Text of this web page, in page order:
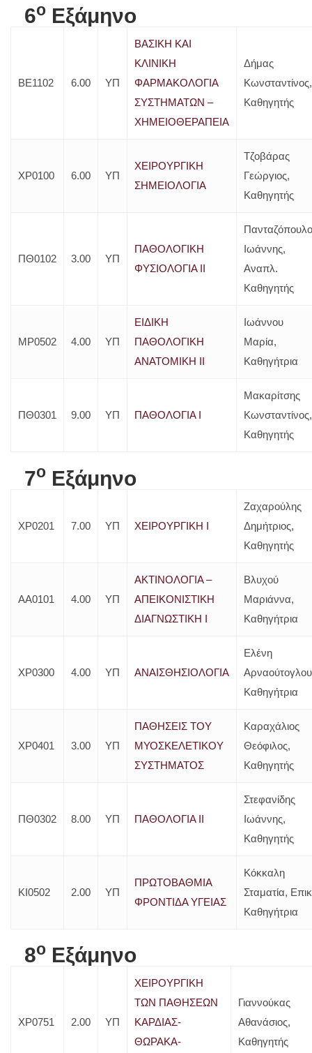
6o Εξάμηνο
ΒΕ1102 6.00 ΥΠ
ΒΑΣΙΚΗ ΚΑΙ
ΚΛΙΝΙΚΗ
ΦΑΡΜΑΚΟΛΟΓΙΑ
ΣΥΣΤΗΜΑΤΩΝ –
ΧΗΜΕΙΟΘΕΡΑΠΕΙΑ
Δήμας
Κωνσταντίνος,
Καθηγητής
ΧΡ0100 6.00 ΥΠ
ΧΕΙΡΟΥΡΓΙΚΗ
ΣΗΜΕΙΟΛΟΓΙΑ
Τζοβάρας
Γεώργιος,
Καθηγητής
ΠΘ0102 3.00 ΥΠ
ΠΑΘΟΛΟΓΙΚΗ
ΦΥΣΙΟΛΟΓΙΑ ΙΙ
Ιωάννης,
Αναπλ.
Καθηγητής
ΜΡ0502 4.00 ΥΠ
ΕΙΔΙΚΗ
ΠΑΘΟΛΟΓΙΚΗ
ΑΝΑΤΟΜΙΚΗ ΙΙ
Ιωάννου
Μαρία,
Καθηγήτρια
ΠΘ0301 9.00 ΥΠ ΠΑΘΟΛΟΓΙΑ Ι
Μακαρίτσης
Κωνσταντίνος,
Καθηγητής
7o Εξάμηνο
ΧΡ0201 7.00 ΥΠ ΧΕΙΡΟΥΡΓΙΚΗ Ι
Ζαχαρούλης
Δημήτριος,
Καθηγητής
ΑΑ0101 4.00 ΥΠ
ΑΚΤΙΝΟΛΟΓΙΑ –
ΑΠΕΙΚΟΝΙΣΤΙΚΗ
ΔΙΑΓΝΩΣΤΙΚΗ Ι
Βλυχού
Μαριάννα,
Καθηγήτρια
ΧΡ0300 4.00 ΥΠ ΑΝΑΙΣΘΗΣΙΟΛΟΓΙΑ
Ελένη
Καθηγήτρια
ΧΡ0401 3.00 ΥΠ
ΠΑΘΗΣΕΙΣ ΤΟΥ
ΜΥΟΣΚΕΛΕΤΙΚΟΥ
ΣΥΣΤΗΜΑΤΟΣ
Καραχάλιος
Θεόφιλος,
Καθηγητής
ΠΘ0302 8.00 ΥΠ ΠΑΘΟΛΟΓΙΑ ΙΙ
Στεφανίδης
Ιωάννης,
Καθηγητής
ΚΙ0502 2.00 ΥΠ
ΠΡΩΤΟΒΑΘΜΙΑ
ΦΡΟΝΤΙΔΑ ΥΓΕΙΑΣ
Κόκκαλη
Σταματία,
Καθηγήτρια
8o Εξάμηνο
ΧΡ0751 2.00 ΥΠ
ΧΕΙΡΟΥΡΓΙΚΗ
ΤΩΝ ΠΑΘΗΣΕΩΝ
ΚΑΡΔΙΑΣ-
ΘΩΡΑΚΑ-
Γιαννούκας
Αθανάσιος,
Καθηγητής